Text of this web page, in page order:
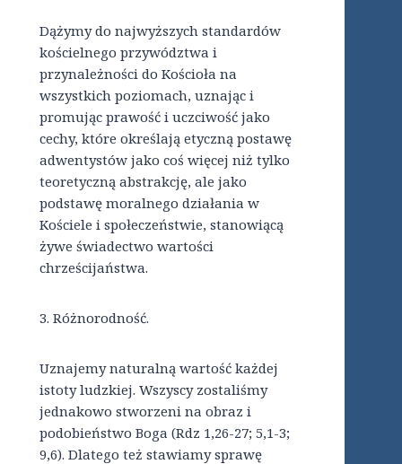
Dążymy do najwyższych standardów
kościelnego przywództwa i
przynależności do Kościoła na
wszystkich poziomach, uznając i
promując prawość i uczciwość jako
cechy, które określają etyczną postawę
adwentystów jako coś więcej niż tylko
teoretyczną abstrakcję, ale jako
podstawę moralnego działania w
Kościele i społeczeństwie, stanowiącą
żywe świadectwo wartości
chrześcijaństwa.
3. Różnorodność.
Uznajemy naturalną wartość każdej
istoty ludzkiej. Wszyscy zostaliśmy
jednakowo stworzeni na obraz i
podobieństwo Boga (Rdz 1,26-27; 5,1-3;
9,6). Dlatego też stawiamy sprawę